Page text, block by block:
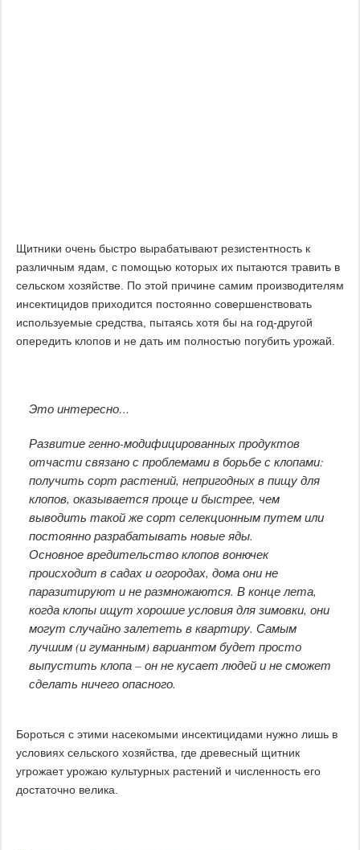
Щитники очень быстро вырабатывают резистентность к
различным ядам, с помощью которых их пытаются травить в
сельском хозяйстве. По этой причине самим производителям
инсектицидов приходится постоянно совершенствовать
используемые средства, пытаясь хотя бы на год-другой
опередить клопов и не дать им полностью погубить урожай.
Это интересно…
Развитие генно-модифицированных продуктов
отчасти связано с проблемами в борьбе с клопами:
получить сорт растений, непригодных в пищу для
клопов, оказывается проще и быстрее, чем
выводить такой же сорт селекционным путем или
постоянно разрабатывать новые яды.
Основное вредительство клопов вонючек
происходит в садах и огородах, дома они не
паразитируют и не размножаются. В конце лета,
когда клопы ищут хорошие условия для зимовки, они
могут случайно залететь в квартиру. Самым
лучшим (и гуманным) вариантом будет просто
выпустить клопа – он не кусает людей и не сможет
сделать ничего опасного.
Бороться с этими насекомыми инсектицидами нужно лишь в
условиях сельского хозяйства, где древесный щитник
угрожает урожаю культурных растений и численность его
достаточно велика.